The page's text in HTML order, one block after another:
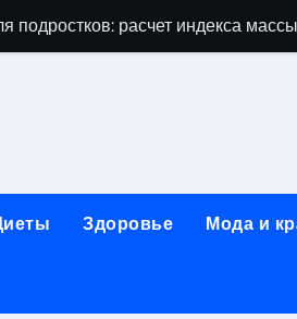
подростков: расчет индекса
процедур и показания к
неопределённость
региона: современные подходы,
Здоровье Мода и